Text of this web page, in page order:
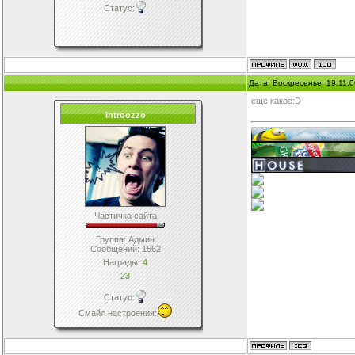
Статус:
Дата: Воскресенье,
Introozzo
Частичка сайта
Группа: Админ
Сообщений:1562
Награды:4
23
Статус:
Смайл настроения:
еще какое:D